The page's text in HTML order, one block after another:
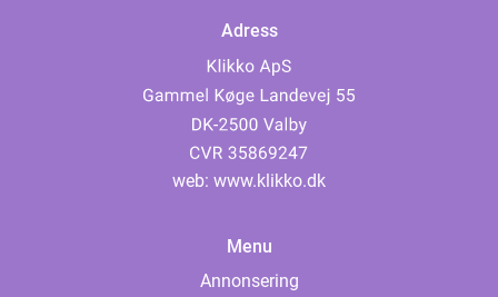
Adress
web: www.klikko.dk
Menu
Annonsering